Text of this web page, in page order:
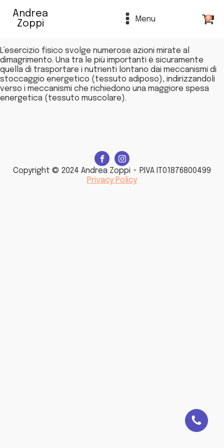
Andrea
Zoppi
Menu 0
L’esercizio fisico svolge numerose azioni mirate al
dimagrimento. Una tra le più importanti è sicuramente
quella di trasportare i nutrienti lontano dai meccanismi di
stoccaggio energetico (tessuto adiposo), indirizzandoli
verso i meccanismi che richiedono una maggiore spesa
energetica (tessuto muscolare).
Copyright © 2024 Andrea Zoppi ~ P.IVA IT01876800499
Privacy Policy